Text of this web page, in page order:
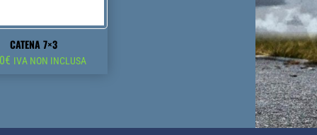
CATENA 7×3
€ IVA NON INCLUSA